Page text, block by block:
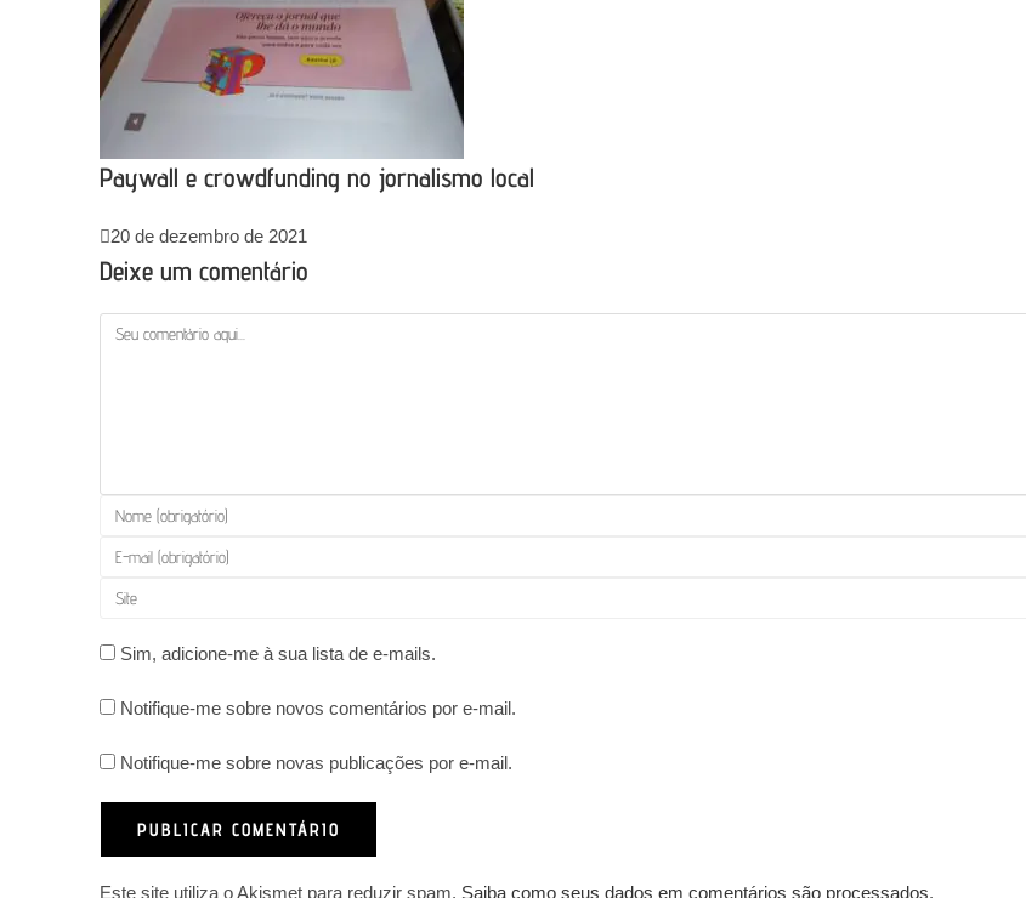
Paywall e crowdfunding no jornalismo local
20 de dezembro de 2021
Deixe um comentário
Comentário
Digite
nome
ou
de
para
comentar
Digite
endereço
de
mail
comentar
Digite
URL
seu
(opcional)
Sim, adicione-me à sua lista de e-mails.
Notifique-me sobre novos comentários por e-mail.
Notifique-me sobre novas publicações por e-mail.
Este site utiliza o Akismet para reduzir spam. Saiba como seus dados em comentários são processados.